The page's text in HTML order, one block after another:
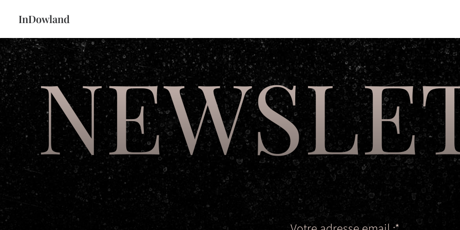
InDowland